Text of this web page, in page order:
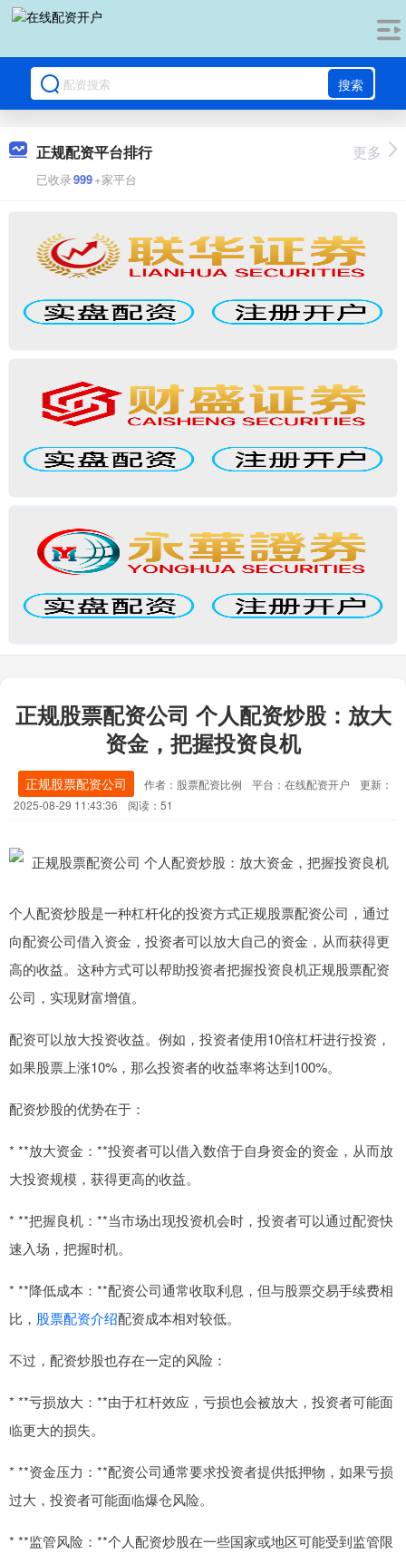
搜索
正规配资平台排行
已收录999+家平台
更多
正规股票配资公司 个人配资炒股：放大
资金，把握投资良机
正规股票配资公司 作者：股票配资比例 平台：在线配资开户
更新：
2025-08-29 11:43:36
阅读：51
个人配资炒股是一种杠杆化的投资方式正规股票配资公司，通过
向配资公司借入资金，投资者可以放大自己的资金，从而获得更
高的收益。这种方式可以帮助投资者把握投资良机正规股票配资
公司，实现财富增值。
配资可以放大投资收益。例如，投资者使用10倍杠杆进行投资，
如果股票上涨10%，那么投资者的收益率将达到100%。
配资炒股的优势在于：
* **放大资金：**投资者可以借入数倍于自身资金的资金，从而放
大投资规模，获得更高的收益。
* **把握良机：**当市场出现投资机会时，投资者可以通过配资快
速入场，把握时机。
* **降低成本：**配资公司通常收取利息，但与股票交易手续费相
比， 股票配资介绍配资成本相对较低。
不过，配资炒股也存在一定的风险：
* **亏损放大：**由于杠杆效应，亏损也会被放大，投资者可能面
临更大的损失。
* **资金压力：**配资公司通常要求投资者提供抵押物，如果亏损
过大，投资者可能面临爆仓风险。
* **监管风险：**个人配资炒股在一些国家或地区可能受到监管限